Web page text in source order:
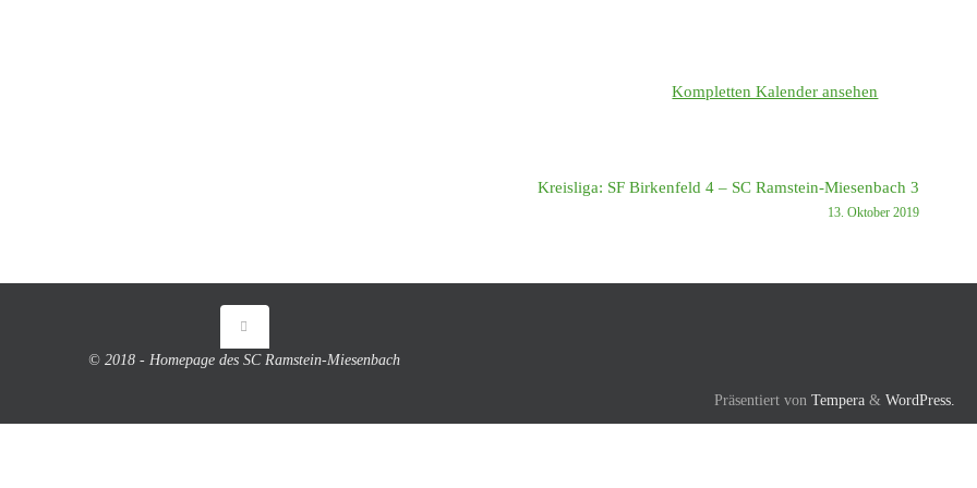
Kompletten Kalender ansehen
Kreisliga: SF Birkenfeld 4 – SC Ramstein-Miesenbach 3
13. Oktober 2019
© 2018 - Homepage des SC Ramstein-Miesenbach
Präsentiert von Tempera & WordPress.